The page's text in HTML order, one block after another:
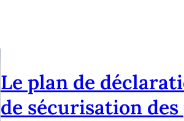
Le plan de
de sécurisation